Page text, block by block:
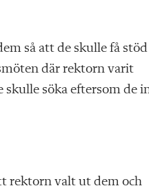
så att de skulle få stöd
där rektorn varit
skulle söka eftersom de
rektorn valt ut dem och